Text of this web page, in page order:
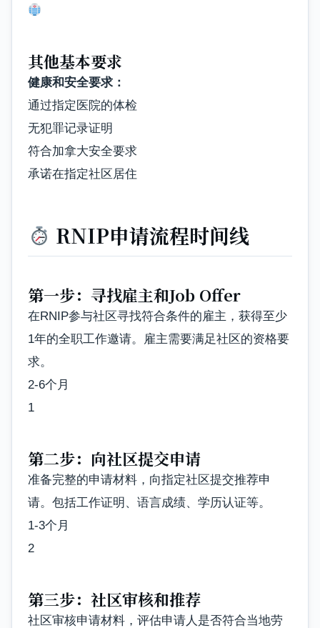
其他基本要求
健康和安全要求：
通过指定医院的体检
无犯罪记录证明
符合加拿大安全要求
承诺在指定社区居住
RNIP申请流程时间线
第一步：寻找雇主和Job Offer
在RNIP参与社区寻找符合条件的雇主，获得至少
1年的全职工作邀请。雇主需要满足社区的资格要
求。
2-6个月
1
第二步：向社区提交申请
准备完整的申请材料，向指定社区提交推荐申
请。包括工作证明、语言成绩、学历认证等。
1-3个月
2
第三步：社区审核和推荐
社区审核申请材料，评估申请人是否符合当地劳